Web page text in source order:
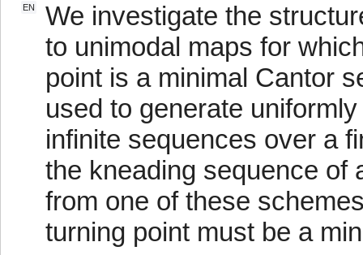
EN
We investigate the
to unimodal maps for
point is a minimal Cantor
used to generate
infinite sequences over a
the kneading sequence of
from one of these
turning point must be a